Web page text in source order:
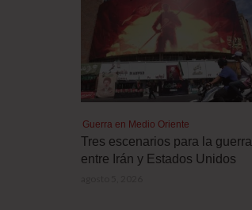
Guerra en Medio Oriente
Tres escenarios para la guerra
entre Irán y Estados Unidos